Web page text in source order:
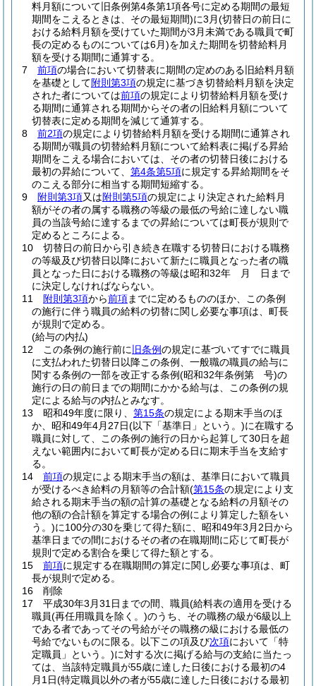
料月額について旧条例第4条第1項各号に定める期間の最短
期間をこえるときは、その最短期間)に3月(切替日の前日に
おける給料月額を受けていた期間が3月未満である職員で町
長の定めるものについては6月)を加えた期間を切替給料月
額を受ける期間に通算する。
7
前項の場合において切替表に期間の定めのある旧給料月額
を基礎として附則第3項の規定に基づき切替給料月額を決定
された者については前項の規定により切替給料月額を受け
る期間に通算される期間からその者の旧給料月額について
切替表に定める期間を減じて通算する。
8
前2項の規定により切替給料月額を受ける期間に通算され
る期間が職員の切替給料月額について給料表に掲げる昇給
期間をこえる場合においては、その者の切替日後における
最初の昇給について、 第4条第5項に規定する昇給期間をそ
のこえる部分に相当する期間短縮する。
9
附則第3項又は附則第5項の規定により決定された給料月
額がその者の属する職務の等級の最低の号給に達しない職
員の当該号給に達するまでの昇給については町長が規則で
定めるところによる。
10
切替日の前日から引き続き在職する切替日における職務
の等級及び切替日以降において新たに職員となった者の職
員となった日における職務の等級は昭和32年 月 日まで
に決定しなければならない。
11
附則第3項から前項までに定めるもののほか、この条例
の施行に伴う職員の給料の切替に関し必要な事項は、町長
が規則で定める。
(給与の内払)
12
この条例の施行前に 旧条例の規定に基づいてすでに職員
に支払われた切替日以降この条例、一般職の職員の給与に
関する条例の一部を改正する条例(昭和32年条例第 号)の
施行の日の前日までの期間にかかる給与は、この条例の規
定による給与の内払とみなす。
13
昭和49年度に限り、 第15条の規定による期末手当のほ
か、昭和49年4月27日(以下「基準日」という。)に在職する
職員に対して、この条例の施行の日から起算して30日を超
えない範囲内において町長が定める日に期末手当を支給す
る。
14
前項の規定による期末手当の額は、基準日において職員
が受けるべき給料の月額等の合計額(第15条の規定により支
給される期末手当の額の計算の基礎となる給料の月額その
他の額の合計額を算定する場合の例により算定した額をい
う。)に100分の30を乗じて得た額に、昭和49年3月2日から
基準日までの間におけるその者の在職期間に応じて町長が
規則で定める割合を乗じて得た額とする。
15
前項に規定する在職期間の算定に関し必要な事項は、町
長が規則で定める。
16
削除
17
平成30年3月31日までの間、職員(給料表の適用を受ける
職員(再任用職員を除く。)のうち、その職務の級が6級以上
である者であってその号給がその職務の級における最低の
号給でないものに限る。以下この項及び次項において「特
定職員」という。)に対する次に掲げる給与の支給に当たっ
ては、当該特定職員が55歳に達した日後における最初の4
月1日(特定職員以外の者が55歳に達した日後における最初